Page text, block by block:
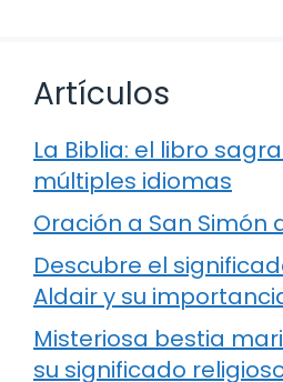
Artículos
La Biblia: el libro
múltiples idiomas
Oración a San Simón
Descubre el
Aldair y su
Misteriosa bestia
su significado